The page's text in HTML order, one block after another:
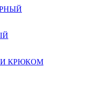
И КРЮКОМ